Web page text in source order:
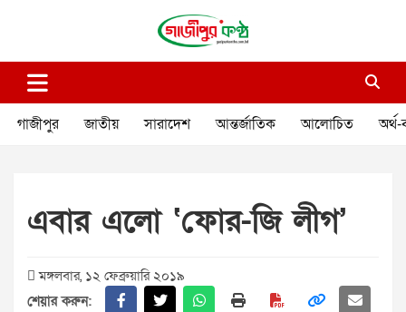
গাজীপুর কণ্ঠ
গাজীপুর জাতীয় সারাদেশ আন্তর্জাতিক আলোচিত অর্থ-
এবার এলো ‘ফোর-জি লীগ’
মঙ্গলবার, ১২ ফেব্রুয়ারি ২০১৯
শেয়ার করুন: